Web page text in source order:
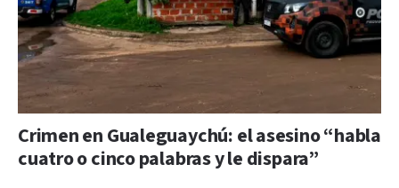
Crimen en Gualeguaychú: el asesino “habla
cuatro o cinco palabras y le dispara”